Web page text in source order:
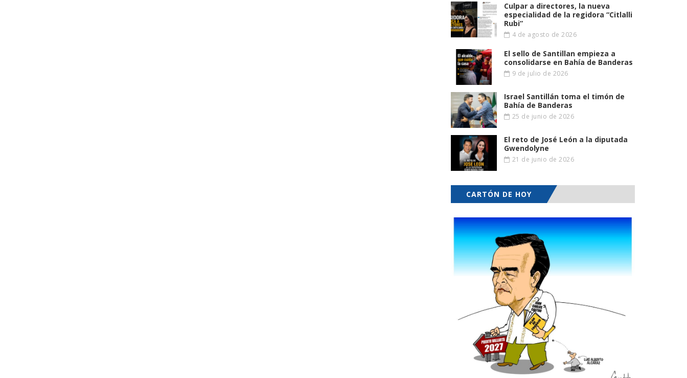
Culpar a directores, la nueva
especialidad de la regidora “Citlalli
Rubi”
4 de agosto de 2026
El sello de Santillan empieza a
consolidarse en Bahía de Banderas
9 de julio de 2026
Israel Santillán toma el timón de
Bahía de Banderas
25 de junio de 2026
El reto de José León a la diputada
Gwendolyne
21 de junio de 2026
CARTÓN DE HOY